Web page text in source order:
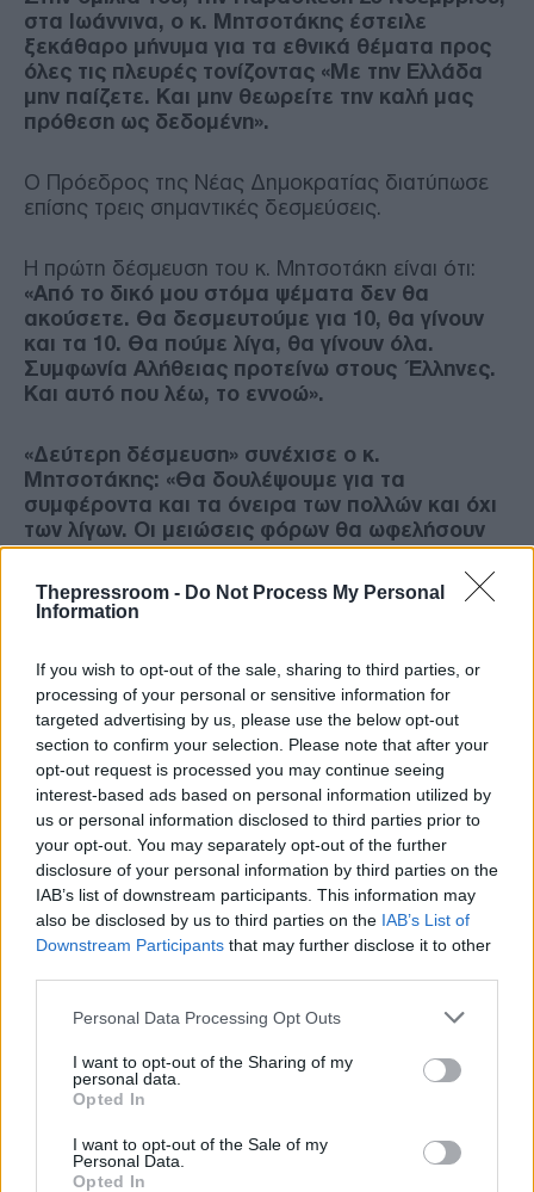
Thepressroom - Do Not Process My Personal
Information
If you wish to opt-out of the sale, sharing to third parties, or
processing of your personal or sensitive information for
targeted advertising by us, please use the below opt-out
section to confirm your selection. Please note that after your
opt-out request is processed you may continue seeing
interest-based ads based on personal information utilized by
us or personal information disclosed to third parties prior to
your opt-out. You may separately opt-out of the further
disclosure of your personal information by third parties on the
IAB’s list of downstream participants. This information may
also be disclosed by us to third parties on the IAB’s List of
Downstream Participants that may further disclose it to other
Please note that this website/app uses one or more Google
not limited to your visit or usage behaviour. You may click to
grant or deny consent to Google and its third-party tags to
use your data for below specified purposes in below Google
consent section.
Personal Data Processing Opt Outs
I want to opt-out of the Sharing of my
personal data.
Opted In
I want to opt-out of the Sale of my
Personal Data.
Opted In
στα Ιωάννινα, ο κ. Μητσοτάκης έστειλε
ξεκάθαρο μήνυμα για τα εθνικά θέματα προς
όλες τις πλευρές τονίζοντας «Με την Ελλάδα
μην παίζετε. Και μην θεωρείτε την καλή μας
πρόθεση ως δεδομένη».
Ο Πρόεδρος της Νέας Δημοκρατίας διατύπωσε
επίσης τρεις σημαντικές δεσμεύσεις.
Η πρώτη δέσμευση του κ. Μητσοτάκη είναι ότι:
«Από το δικό μου στόμα ψέματα δεν θα
ακούσετε. Θα δεσμευτούμε για 10, θα γίνουν
και τα 10. Θα πούμε λίγα, θα γίνουν όλα.
Συμφωνία Αλήθειας προτείνω στους Έλληνες.
Και αυτό που λέω, το εννοώ».
«Δεύτερη δέσμευση» συνέχισε ο κ.
Μητσοτάκης: «Θα δουλέψουμε για τα
συμφέροντα και τα όνειρα των πολλών και όχι
των λίγων. Οι μειώσεις φόρων θα ωφελήσουν
πρωτίστως την μέση ελληνική οικογένεια. Η
μείωση των ασφαλιστικών εισφορών θα
ανακουφίσει κυρίως τους μικρούς
και προοπτική για τα νέα παιδιά, που σήμερα
φεύγουν από την πατρίδα μας και αναζητούν
ένα καλύτερο μέλλον στο εξωτερικό».
«Και τρίτη δέσμευση» ανέφερε ο κ.
Μητσοτάκης: «Χρέος μας είναι να ενώσουμε
ξανά τους Έλληνες. Η πρότασή μας δεν είναι
μια κομματική διακήρυξη. Είναι ένα νέο εθνικό
αφήγημα. Ένα νέο πατριωτικό όραμα για να
βγει η χώρα από την κρίση και να σταθεί ξανά
δυνατή και περήφανη».